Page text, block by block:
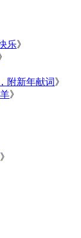
乐》
附新年献词》
》
》